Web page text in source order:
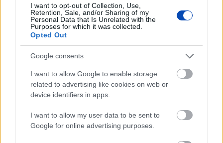
I want to opt-out of Collection, Use,
Retention, Sale, and/or Sharing of my
Personal Data that Is Unrelated with the
Purposes for which it was collected.
Opted Out
Google consents
I want to allow Google to enable storage
related to advertising like cookies on web or
device identifiers in apps.
I want to allow my user data to be sent to
Google for online advertising purposes.
A titkosított platformokat használó bűnözők is
elkaphatók (VIDEÓ+GALÉRIA)